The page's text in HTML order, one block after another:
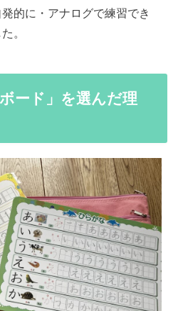
的に・アナログで練習でき
。
ード」を選んだ理